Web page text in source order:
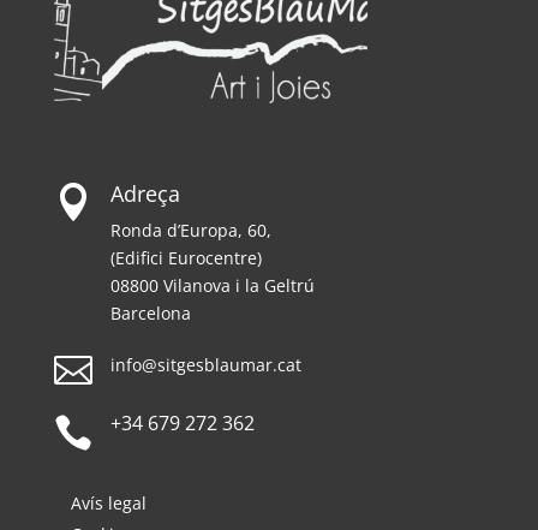
 Adreça
Ronda d’Europa, 60,
(Edifici Eurocentre)
08800 Vilanova i la Geltrú
Barcelona
 info@sitgesblaumar.cat
 +34 679 272 362
Avís legal